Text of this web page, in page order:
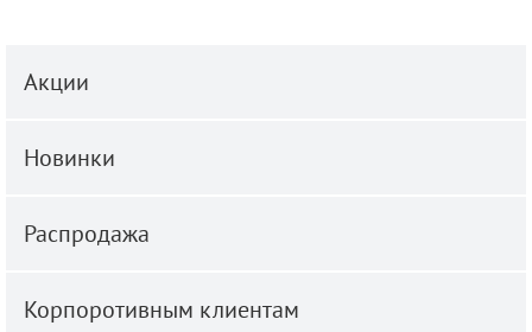
Акции
Новинки
Распродажа
Корпоротивным клиентам